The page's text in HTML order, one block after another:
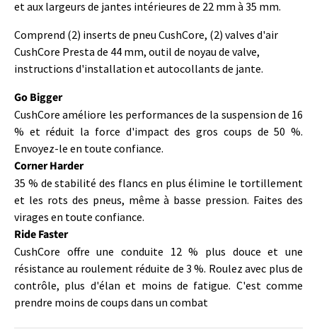
et aux largeurs de jantes intérieures de 22 mm à 35 mm.
Comprend (2) inserts de pneu CushCore, (2) valves d'air
CushCore Presta de 44 mm, outil de noyau de valve,
instructions d'installation et autocollants de jante.
Go Bigger
CushCore améliore les performances de la suspension de 16
% et réduit la force d'impact des gros coups de 50 %.
Envoyez-le en toute confiance.
Corner Harder
35 % de stabilité des flancs en plus élimine le tortillement
et les rots des pneus, même à basse pression. Faites des
virages en toute confiance.
Ride Faster
CushCore offre une conduite 12 % plus douce et une
résistance au roulement réduite de 3 %. Roulez avec plus de
contrôle, plus d'élan et moins de fatigue. C'est comme
prendre moins de coups dans un combat